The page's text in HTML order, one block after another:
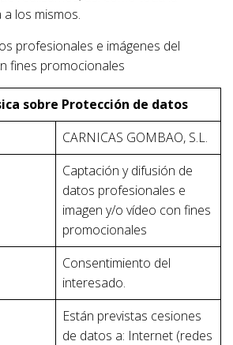
A
C
I
los mismos.
profesionales e imágenes del
fines promocionales
sobre Protección de datos
CARNICAS GOMBAO, S.L.
Captación y difusión de
datos profesionales e
imagen y/o vídeo con fines
promocionales
Consentimiento del
interesado.
Están previstas cesiones
de datos a: Internet (redes